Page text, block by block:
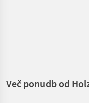
Več ponudb od